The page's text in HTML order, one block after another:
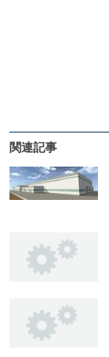
関連記事